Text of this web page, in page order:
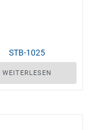
STB-1025
WEITERLESEN